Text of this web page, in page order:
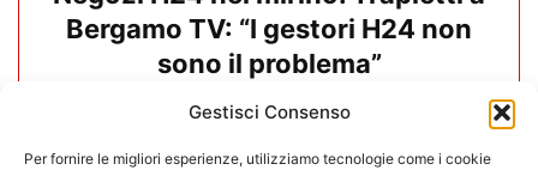
Gestisci Consenso
Per fornire le migliori esperienze, utilizziamo tecnologie come i cookie
Bergamo TV: “I gestori H24 non
sono il problema”
09/07/2026